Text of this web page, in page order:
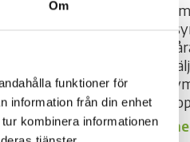
Om
funktioner för
information från din enhet
kombinera informationen
som
med
och
kan
Läs